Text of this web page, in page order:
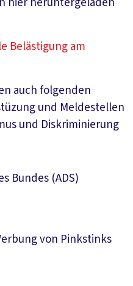
Belästigung am
auch folgenden
und Meldestellen
und Diskriminierung
Bundes (ADS)
von Pinkstinks